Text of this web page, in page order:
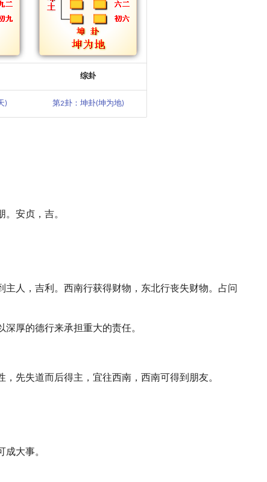
综卦
) 第2卦：坤卦(坤为地)
安贞，吉。
人，吉利。西南行获得财物，东北行丧失财物。占问
厚的德行来承担重大的责任。
先失道而后得主，宜往西南，西南可得到朋友。
大事。